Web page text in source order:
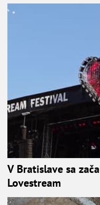
V Bratislave sa
Lovestream